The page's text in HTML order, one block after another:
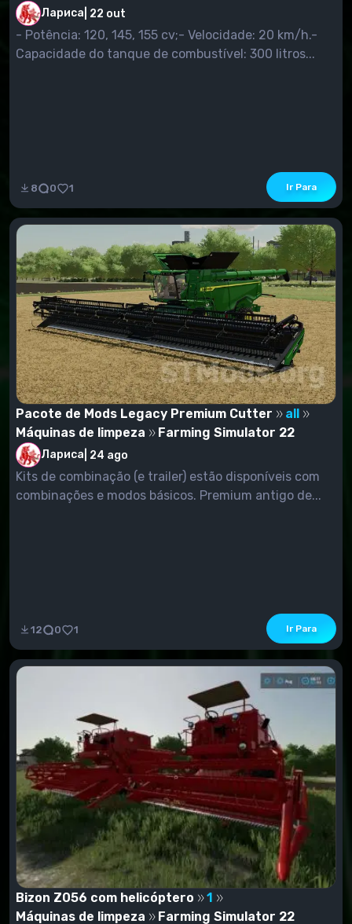
Лариса 22 out
- Potência: 120, 145, 155 cv;- Velocidade: 20 km/h.-
Capacidade do tanque de combustível: 300 litros...
8 0 1 Ir Para
Pacote de Mods Legacy Premium Cutter
all
Máquinas de limpeza
Farming Simulator 22
Лариса 24 ago
Kits de combinação (e trailer) estão disponíveis com
combinações e modos básicos. Premium antigo de...
12 0 1 Ir Para
Bizon Z056 com helicóptero
1
Máquinas de limpeza
Farming Simulator 22